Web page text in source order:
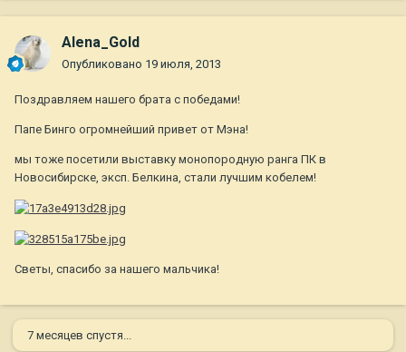
Alena_Gold
Опубликовано 19 июля, 2013
Поздравляем нашего брата с победами!
Папе Бинго огромнейший привет от Мэна!
мы тоже посетили выставку монопородную ранга ПК в
Новосибирске, эксп. Белкина, стали лучшим кобелем!
Светы, спасибо за нашего мальчика!
7 месяцев спустя...